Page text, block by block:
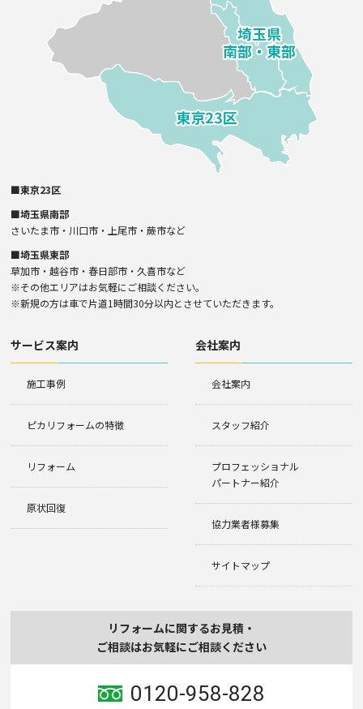
■東京23区
■埼玉県南部
さいたま市・川口市・上尾市・蕨市など
■埼玉県東部
草加市・越谷市・春日部市・久喜市など
※その他エリアはお気軽にご相談ください。
※新規の方は車で片道1時間30分以内とさせていただきます。
サービス案内
施工事例
ピカリフォームの特徴
リフォーム
原状回復
会社案内
会社案内
スタッフ紹介
プロフェッショナル
パートナー紹介
協力業者様募集
サイトマップ
リフォームに関するお見積・
ご相談はお気軽にご相談ください
0120-958-828